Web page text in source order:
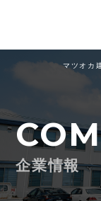
マツオカ
企業情報